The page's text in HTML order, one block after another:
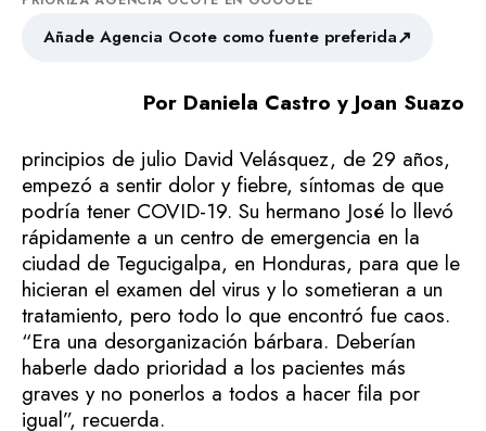
Añade Agencia Ocote como fuente preferida↗
Por Daniela Castro y Joan Suazo
principios de julio David Velásquez, de 29 años,
empezó a sentir dolor y fiebre, síntomas de que
podría tener COVID-19. Su hermano José lo llevó
rápidamente a un centro de emergencia en la
ciudad de Tegucigalpa, en Honduras, para que le
hicieran el examen del virus y lo sometieran a un
tratamiento, pero todo lo que encontró fue caos.
“Era una desorganización bárbara. Deberían
haberle dado prioridad a los pacientes más
graves y no ponerlos a todos a hacer fila por
igual”, recuerda.